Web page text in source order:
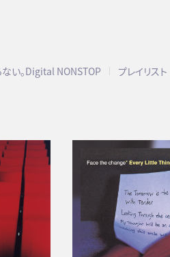
い。Digital NONSTOP プレイリスト